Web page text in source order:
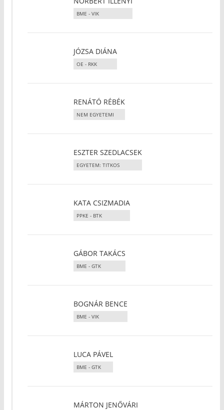
BME - VIK
JÓZSA DIÁNA
OE - RKK
RENÁTÓ RÉBÉK
NEM EGYETEMI
ESZTER SZEDLACSEK
EGYETEM: TITKOS
KATA CSIZMADIA
PPKE - BTK
GÁBOR TAKÁCS
BME - GTK
BOGNÁR BENCE
BME - VIK
LUCA PÁVEL
BME - GTK
MÁRTON JENŐVÁRI